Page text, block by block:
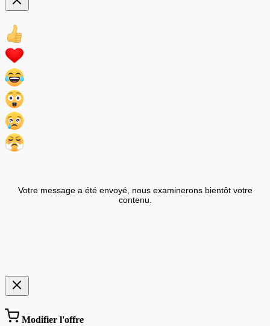
Votre message a été envoyé, nous examinerons bientôt votre
contenu.
Modifier l'offre